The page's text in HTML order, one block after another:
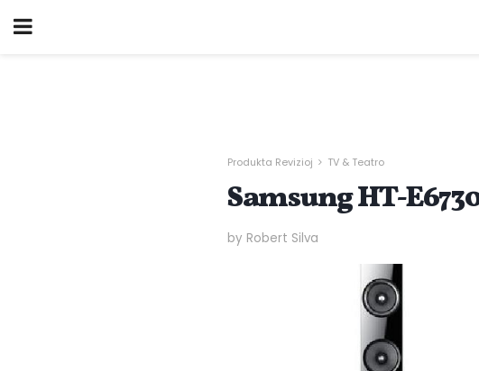
Produkta Revizioj TV & Teatro
Samsung HT-
by Robert Silva